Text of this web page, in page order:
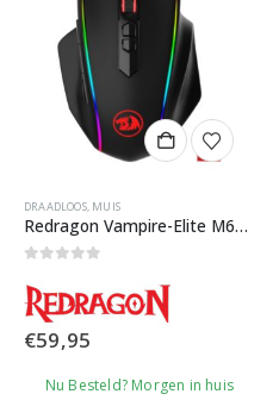
DRAADLOOS, MUIS
Redragon Vampire-Elite M686 Gaming Muis
€59,95
Nu Besteld? Morgen in huis